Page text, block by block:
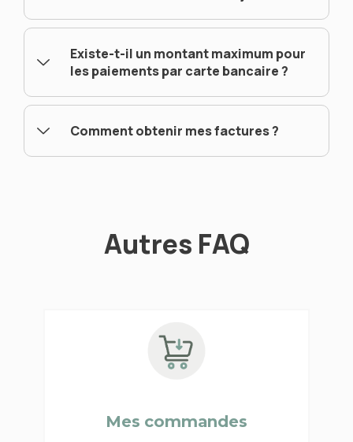
Existe-t-il un montant maximum pour
les paiements par carte bancaire ?
Comment obtenir mes factures ?
Autres FAQ
Mes commandes